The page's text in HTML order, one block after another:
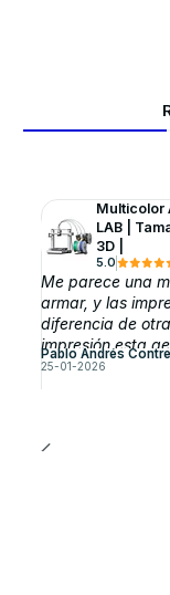
Multicolor
LAB |
3D |
5.0
Me parece una
armar, y las
diferencia de
impresión esta
Pablo Andrés
25-01-2026